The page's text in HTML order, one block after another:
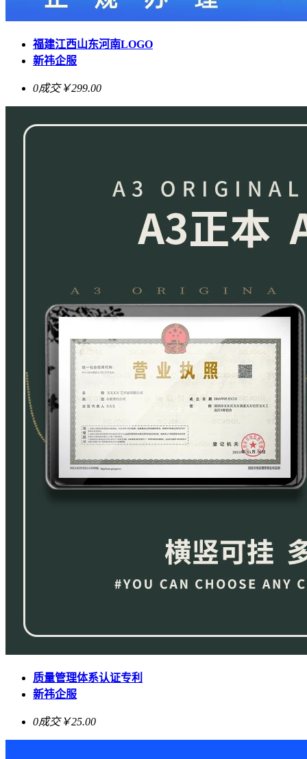
福建江西山东河南LOGO
新祎企服
0成交￥299.00
质量管理体系认证专利
新祎企服
0成交￥25.00